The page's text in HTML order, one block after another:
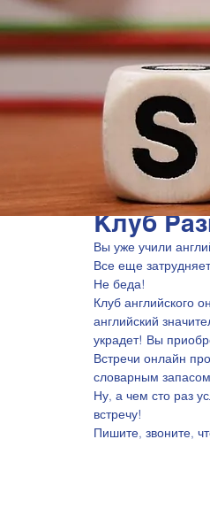
Клуб
Вы уже учили
Все еще
Не беда!
Клуб английского
английский
украдет! Вы
Встречи онлайн
словарным
Ну, а чем сто раз
встречу!
Пишите, звоните,